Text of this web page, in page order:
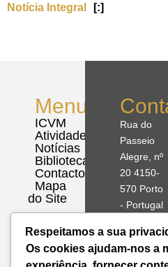
Notícia Integral [:]
Menu
ICVM
Atividades
Notícias
Biblioteca
Contactos
Mapa
do Site
Rua do
Passeio
Alegre, nº
20 4150-
570 Porto
- Portugal
N
Respeitamos a sua
Os cookies ajudam-nos a